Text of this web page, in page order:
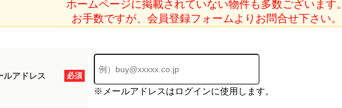
ホームページに掲載されていない物件も多数ございます。
お手数ですが、会員登録フォームよりお問合せ下さい。
必須
ルアドレス
※メールアドレスはログインに使用します。